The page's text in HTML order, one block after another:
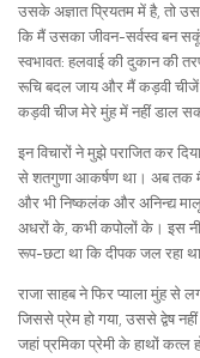
उसके अज्ञात प्रियतम में है, तो
कि मैं उसका जीवन-सर्वस्व बन
स्वभावत: हलवाई की दुकान की
रूचि बदल जाय और मैं कड़वी
कड़वी चीज मेरे मुंह में नहीं डाल
इन विचारों ने मुझे पराजित कर
से शतगुणा आकर्षण था। अब तक
और भी निष्कलंक और अनिन्द्य
अधरों के, कभी कपोलों के। इस
रूप-छटा था कि दीपक जल रहा
राजा साहब ने फिर प्याला मुंह से
जिससे प्रेम हो गया, उससे द्वेष
जहां प्रमिका प्रेमी के हाथों